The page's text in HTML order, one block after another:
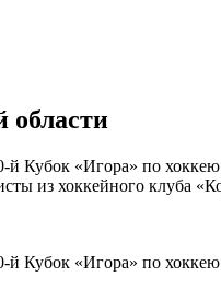
области
й Кубок «Игора» по
из хоккейного клуба
й Кубок «Игора» по